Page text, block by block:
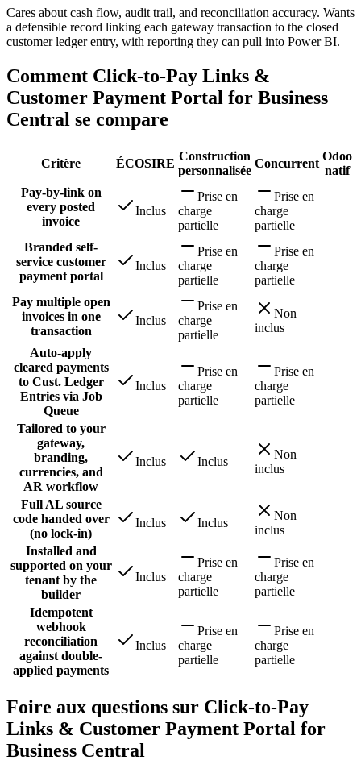
Cares about cash flow, audit trail, and reconciliation accuracy. Wants
a defensible record linking each gateway transaction to the closed
customer ledger entry, with reporting they can pull into Power BI.
Comment Click-to-Pay Links &
Customer Payment Portal for Business
Central se compare
Critère ÉCOSIRE
Construction
personnalisée
Concurrent
Odoo
natif
Pay-by-link on
every posted
invoice
Inclus
Prise en
charge
partielle
Prise en
charge
partielle
Branded self-
service customer
payment portal
Inclus
Prise en
charge
partielle
Prise en
charge
partielle
Pay multiple open
invoices in one
transaction
Inclus
Prise en
charge
partielle
Non
inclus
Auto-apply
cleared payments
to Cust. Ledger
Entries via Job
Queue
Inclus
Prise en
charge
partielle
Prise en
charge
partielle
Tailored to your
gateway,
branding,
currencies, and
AR workflow
Inclus Inclus
Non
inclus
Full AL source
code handed over
(no lock-in)
Inclus Inclus
Non
inclus
Installed and
supported on your
tenant by the
builder
Inclus
Prise en
charge
partielle
Prise en
charge
partielle
Idempotent
webhook
reconciliation
against double-
applied payments
Inclus
Prise en
charge
partielle
Prise en
charge
partielle
Foire aux questions sur Click-to-Pay
Links & Customer Payment Portal for
Business Central